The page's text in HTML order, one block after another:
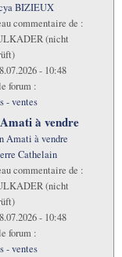
BIZIEUX
commentaire de :
(nicht
- 10:48
forum :
- ventes
à vendre
Amati à vendre
Cathelain
commentaire de :
(nicht
- 10:48
forum :
- ventes